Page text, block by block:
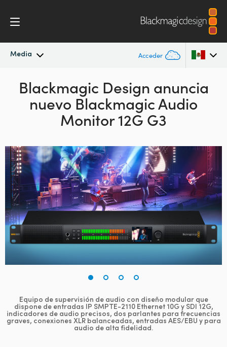
Media Acceder
Novedades
Archivo
Argentina
Australia
Brazil
Canada
China
Finland
Hong Kong SAR, China
India
Blackmagic Design anuncia
nuevo Blackmagic Audio
Monitor 12G G3
Equipo de supervisión de audio con diseño modular que
dispone de entradas IP SMPTE-2110 Ethernet 10G y SDI 12G,
indicadores de audio precisos, dos parlantes para frecuencias
graves, conexiones XLR balanceadas, entradas AES/EBU y para
audio de alta fidelidad.